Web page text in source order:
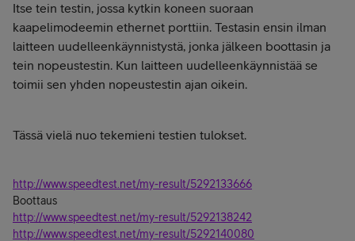
Itse tein testin, jossa kytkin koneen suoraan
kaapelimodeemin ethernet porttiin. Testasin ensin ilman
laitteen uudelleenkäynnistystä, jonka jälkeen boottasin ja
tein nopeustestin. Kun laitteen uudelleenkäynnistää se
toimii sen yhden nopeustestin ajan oikein.
Tässä vielä nuo tekemieni testien tulokset.
http://www.speedtest.net/my-result/5292133666
Boottaus
http://www.speedtest.net/my-result/5292138242
http://www.speedtest.net/my-result/5292140080